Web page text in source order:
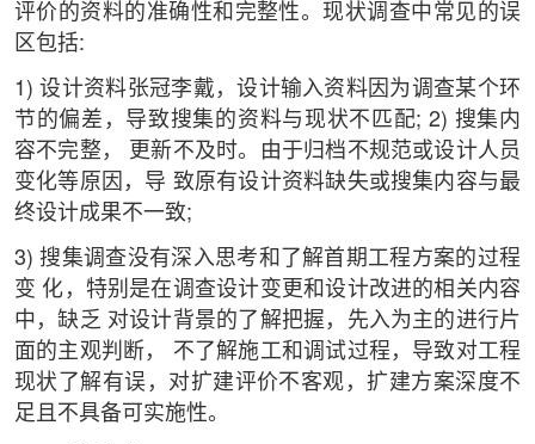
评价的资料的准确性和完整性。现状调查中常见的误
区包括:
1) 设计资料张冠李戴，设计输入资料因为调查某个环
节的偏差，导致搜集的资料与现状不匹配; 2) 搜集内
容不完整， 更新不及时。由于归档不规范或设计人员
变化等原因，导 致原有设计资料缺失或搜集内容与最
终设计成果不一致;
3) 搜集调查没有深入思考和了解首期工程方案的过程
变 化，特别是在调查设计变更和设计改进的相关内容
中，缺乏 对设计背景的了解把握，先入为主的进行片
面的主观判断， 不了解施工和调试过程，导致对工程
现状了解有误，对扩建评价不客观，扩建方案深度不
足且不具备可实施性。